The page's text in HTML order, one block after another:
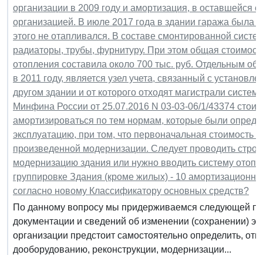
организации в 2009 году и амортизация, в оставшейся
организацией. В июле 2017 года в здании гаража была
этого не отапливался. В составе смонтированной
радиаторы, трубы, фурнитуру. При этом общая
отопления составила около 700 тыс. руб. Отдельным
в 2011 году, является узел учета, связанный с
другом здании и от которого отходят магистрали
Минфина России от 25.07.2016 N 03-03-06/1/43374
амортизироваться по тем нормам, которые были
эксплуатацию, при том, что первоначальная стоимость
произведенной модернизации. Следует проводить
модернизацию здания или нужно вводить систему
группировке Здания (кроме жилых) - 10
согласно новому Классификатору основных средств?
По данному вопросу мы придерживаемся следующей
документации и сведений об изменении (сохранении)
организации предстоит самостоятельно определить,
дооборудованию, реконструкции, модернизации...